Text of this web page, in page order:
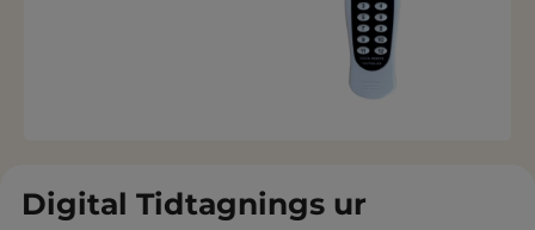
Digital Tidtagnings ur